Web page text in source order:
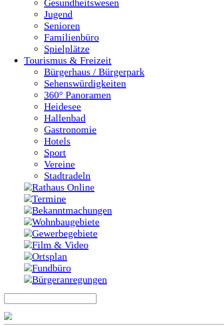
Gesundheitswesen
Jugend
Senioren
Familienbüro
Spielplätze
Tourismus & Freizeit
Bürgerhaus / Bürgerpark
Sehenswürdigkeiten
360° Panoramen
Heidesee
Hallenbad
Gastronomie
Hotels
Sport
Vereine
Stadtradeln
Rathaus Online
Termine
Bekanntmachungen
Wohnbaugebiete
Gewerbegebiete
Film & Video
Ortsplan
Fundbüro
Bürgeranregungen